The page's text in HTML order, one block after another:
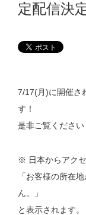
定配信決
7/17(月)に開催さ
す！
是非ご覧ください
※ 日本からアク
「お客様の所在
ん。」
と表示されます。